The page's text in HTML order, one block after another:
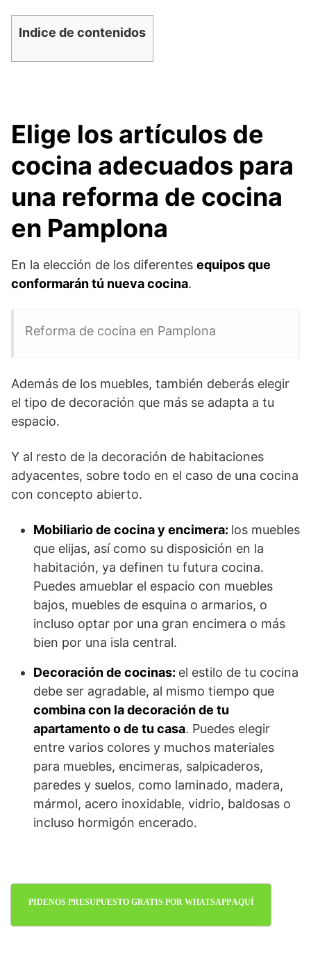
Indice de contenidos
Elige los artículos de
cocina adecuados para
una reforma de cocina
en Pamplona
En la elección de los diferentes equipos que
conformarán tú nueva cocina.
Reforma de cocina en Pamplona
Además de los muebles, también deberás elegir
el tipo de decoración que más se adapta a tu
espacio.
Y al resto de la decoración de habitaciones
adyacentes, sobre todo en el caso de una cocina
con concepto abierto.
Mobiliario de cocina y encimera: los muebles
que elijas, así como su disposición en la
habitación, ya definen tu futura cocina.
Puedes amueblar el espacio con muebles
bajos, muebles de esquina o armarios, o
incluso optar por una gran encimera o más
bien por una isla central.
Decoración de cocinas: el estilo de tu cocina
debe ser agradable, al mismo tiempo que
combina con la decoración de tu
apartamento o de tu casa. Puedes elegir
entre varios colores y muchos materiales
para muebles, encimeras, salpicaderos,
paredes y suelos, como laminado, madera,
mármol, acero inoxidable, vidrio, baldosas o
incluso hormigón encerado.
PIDENOS PRESUPUESTO GRATIS POR WHATSAPP AQUÍ